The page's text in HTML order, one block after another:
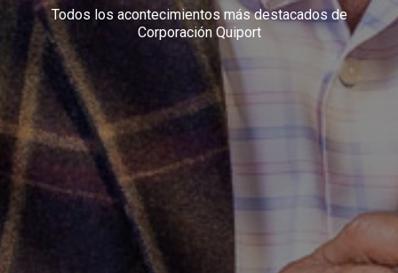
Todos los acontecimientos más destacados de
Corporación Quiport